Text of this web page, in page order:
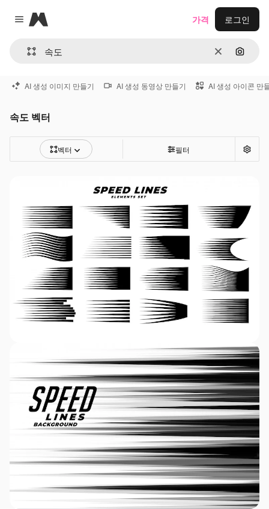
Close menu
Magnific
지우기이미지
가격 로그인
AI 생성 이미지 만들기 AI 생성 동영상 만들기 AI 생성 아이콘 만
속도 벡터
벡터 필터